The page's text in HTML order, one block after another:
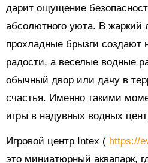
дарит ощущение
абсолютного уюта. В жаркий
прохладные брызги создают
радости, а веселые водные
обычный двор или дачу в
счастья. Именно такими
игры в надувных водных
Игровой центр Intex ( https://
это миниатюрный аквапарк,